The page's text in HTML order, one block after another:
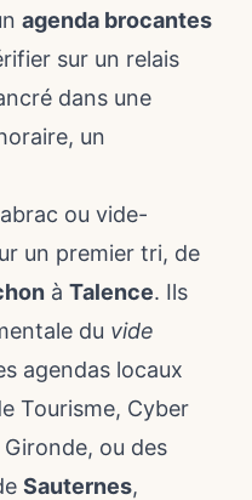
agenda brocantes
sur un relais
dans une
un
ou vide-
un premier tri, de
à Talence. Ils
du vide
agendas locaux
Tourisme, Cyber
ou des
Sauternes,